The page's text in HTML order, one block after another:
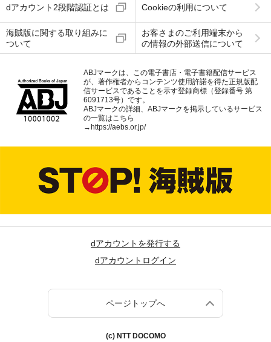
dアカウント2段階認証とは Cookieの利用について
海賊版に関する取り組みに
ついて
お客さまのご利用端末から
の情報の外部送信について
ABJマークは、この電子書店・電子書籍配信サービス
が、著作権者からコンテンツ使用許諾を得た正規版配
信サービスであることを示す登録商標（登録番号 第
6091713号）です。
ABJマークの詳細、ABJマークを掲示しているサービス
の一覧はこちら
→ https://aebs.or.jp/
dアカウントを発行する
dアカウントログイン
ページトップへ
(c) NTT DOCOMO